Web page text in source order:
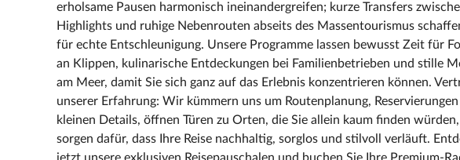
erholsame Pausen harmonisch ineinandergreifen; kurze Transfers
Highlights und ruhige Nebenrouten abseits des Massentourismus
für echte Entschleunigung. Unsere Programme lassen bewusst Zeit für
an Klippen, kulinarische Entdeckungen bei Familienbetrieben und stille
am Meer, damit Sie sich ganz auf das Erlebnis konzentrieren können.
unserer Erfahrung: Wir kümmern uns um Routenplanung,
kleinen Details, öffnen Türen zu Orten, die Sie allein kaum finden
sorgen dafür, dass Ihre Reise nachhaltig, sorglos und stilvoll verläuft.